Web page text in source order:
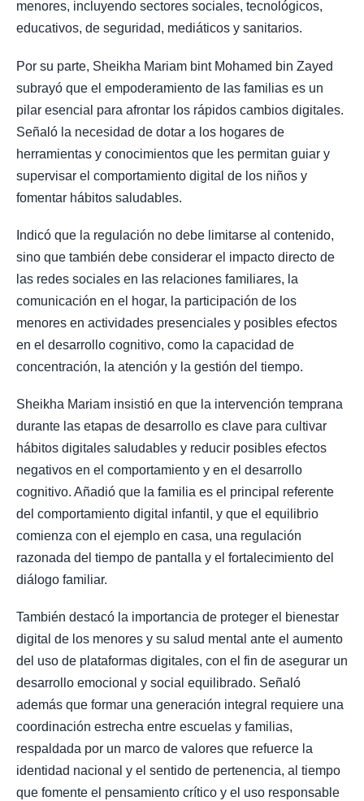
menores, incluyendo sectores sociales, tecnológicos,
educativos, de seguridad, mediáticos y sanitarios.
Por su parte, Sheikha Mariam bint Mohamed bin Zayed
subrayó que el empoderamiento de las familias es un
pilar esencial para afrontar los rápidos cambios digitales.
Señaló la necesidad de dotar a los hogares de
herramientas y conocimientos que les permitan guiar y
supervisar el comportamiento digital de los niños y
fomentar hábitos saludables.
Indicó que la regulación no debe limitarse al contenido,
sino que también debe considerar el impacto directo de
las redes sociales en las relaciones familiares, la
comunicación en el hogar, la participación de los
menores en actividades presenciales y posibles efectos
en el desarrollo cognitivo, como la capacidad de
concentración, la atención y la gestión del tiempo.
Sheikha Mariam insistió en que la intervención temprana
durante las etapas de desarrollo es clave para cultivar
hábitos digitales saludables y reducir posibles efectos
negativos en el comportamiento y en el desarrollo
cognitivo. Añadió que la familia es el principal referente
del comportamiento digital infantil, y que el equilibrio
comienza con el ejemplo en casa, una regulación
razonada del tiempo de pantalla y el fortalecimiento del
diálogo familiar.
También destacó la importancia de proteger el bienestar
digital de los menores y su salud mental ante el aumento
del uso de plataformas digitales, con el fin de asegurar un
desarrollo emocional y social equilibrado. Señaló
además que formar una generación integral requiere una
coordinación estrecha entre escuelas y familias,
respaldada por un marco de valores que refuerce la
identidad nacional y el sentido de pertenencia, al tiempo
que fomente el pensamiento crítico y el uso responsable